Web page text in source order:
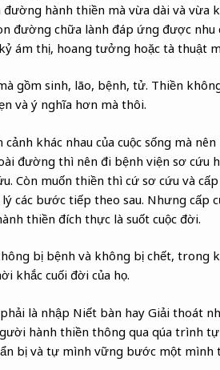
hành thiền mà vừa dài và vừa
đường chữa lành đáp ứng được nhu
ám thị, hoang tưởng hoặc tà thuật
gồm sinh, lão, bệnh, tử. Thiền
và ý nghĩa hơn mà thôi.
khác nhau của cuộc sống mà nên
đường thì nên đi bệnh viện sơ cứu
Còn muốn thiền thì cứ sơ cứu và
các bước tiếp theo sau. Nhưng cấp
thiền đích thực là suốt cuộc đời.
bị bệnh và không bị chết, trong
khắc cuối đời của họ.
là nhập Niết bàn hay Giải thoát
hành thiền thông qua qúa trình
bị và tự mình vững bước một mình